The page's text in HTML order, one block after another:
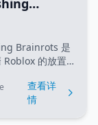
(我的恶
Brainrots 是
Roblox 的放置
过孵化蛋来收
干缺失"（网络
查看详
情